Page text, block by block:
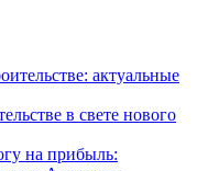
актуальные
в свете нового
на прибыль: